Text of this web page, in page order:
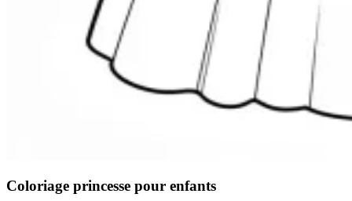
Coloriage princesse pour enfants